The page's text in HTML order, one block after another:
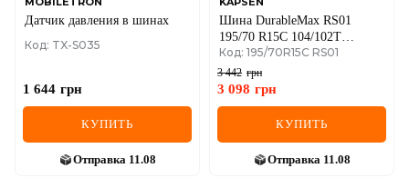
Датчик давления в шинах
Код: TX-S035
1 644 грн
КУПИТЬ
Отправка 11.08
Шина DurableMax RS01
195/70 R15C 104/102T
(летняя)
Код: 195/70R15C RS01
3 442 грн
3 098 грн
КУПИТЬ
Отправка 11.08